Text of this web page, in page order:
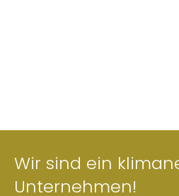
Wir sind ein
Unternehmen!